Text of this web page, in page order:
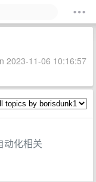
2023-11-06 10:16:57
动化相关